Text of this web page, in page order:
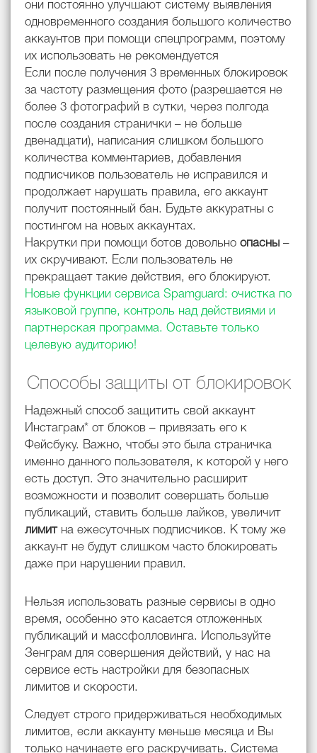
они постоянно улучшают систему выявления
одновременного создания большого количество
аккаунтов при помощи спецпрограмм, поэтому
их использовать не рекомендуется
Если после получения 3 временных блокировок
за частоту размещения фото (разрешается не
более 3 фотографий в сутки, через полгода
после создания странички – не больше
двенадцати), написания слишком большого
количества комментариев, добавления
подписчиков пользователь не исправился и
продолжает нарушать правила, его аккаунт
получит постоянный бан. Будьте аккуратны с
постингом на новых аккаунтах.
Накрутки при помощи ботов довольно опасны –
их скручивают. Если пользователь не
прекращает такие действия, его блокируют.
Новые функции сервиса Spamguard: очистка по
языковой группе, контроль над действиями и
партнерская программа. Оставьте только
целевую аудиторию!
Способы защиты от блокировок
Надежный способ защитить свой аккаунт
Инстаграм* от блоков – привязать его к
Фейсбуку. Важно, чтобы это была страничка
именно данного пользователя, к которой у него
есть доступ. Это значительно расширит
возможности и позволит совершать больше
публикаций, ставить больше лайков, увеличит
лимитна ежесуточных подписчиков. К тому же
аккаунт не будут слишком часто блокировать
даже при нарушении правил.
Нельзя использовать разные сервисы в одно
время, особенно это касается отложенных
публикаций и массфолловинга. Используйте
Зенграм для совершения действий, у нас на
сервисе есть настройки для безопасных
лимитов и скорости.
Следует строго придерживаться необходимых
лимитов, если аккаунту меньше месяца и Вы
только начинаете его раскручивать. Система